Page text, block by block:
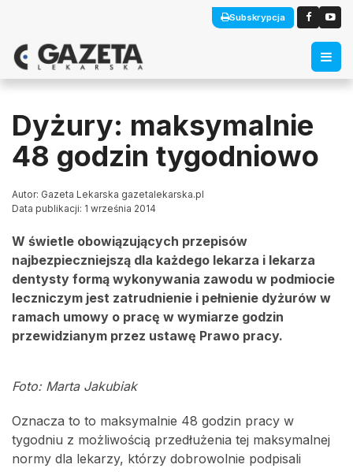
Subskrypcja
Dyżury: maksymalnie
48 godzin tygodniowo
Autor: Gazeta Lekarska gazetalekarska.pl
Data publikacji: 1 września 2014
W świetle obowiązujących przepisów
najbezpieczniejszą dla każdego lekarza i lekarza
dentysty formą wykonywania zawodu w podmiocie
leczniczym jest zatrudnienie i pełnienie dyżurów w
ramach umowy o pracę w wymiarze godzin
przewidzianym przez ustawę Prawo pracy.
Foto: Marta Jakubiak
Oznacza to to maksymalnie 48 godzin pracy w
tygodniu z możliwością przedłużenia tej maksymalnej
normy dla lekarzy, którzy dobrowolnie podpisali